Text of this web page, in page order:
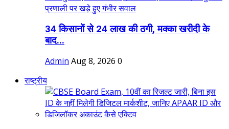
34 किसानों से 24 लाख की ठगी, मक्का खरीदी के
बाद...
Admin Aug 8, 2026 0
राष्ट्रीय